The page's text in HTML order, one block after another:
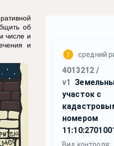
об
числе и
и